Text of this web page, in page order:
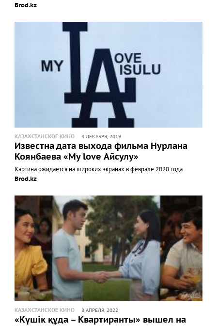
Brod.kz
КАЗАХСТАНСКОЕ КИНО 4 ДЕКАБРЯ, 2019
Известна дата выхода фильма Нурлана
Коянбаева «My love Айсулу»
Картина ожидается на широких экранах в феврале 2020 года
Brod.kz
КАЗАХСТАНСКОЕ КИНО 8 АПРЕЛЯ, 2022
«Күшік құда – Квартиранты» вышел на